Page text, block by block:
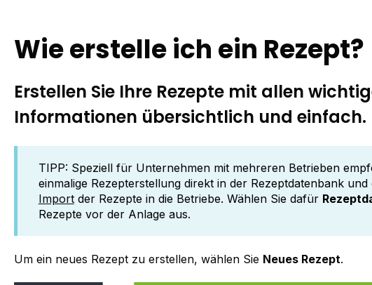
Wie erstelle ich ein Rezept?
Erstellen Sie Ihre Rezepte mit allen
Informationen übersichtlich und einfach.
TIPP: Speziell für Unternehmen mit mehreren Betrieben
einmalige Rezepterstellung direkt in der Rezeptdatenbank
Importder Rezepte in die Betriebe. Wählen Sie dafür
Rezepte vor der Anlage aus.
Um ein neues Rezept zu erstellen, wählen Sie Neues Rezept.